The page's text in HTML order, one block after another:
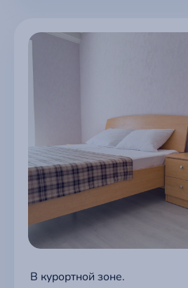
В курортной зоне.